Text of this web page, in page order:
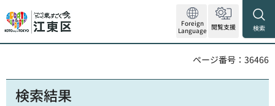
Foreign
Language 閲覧支援 検索
ページ番号：36466
検索結果